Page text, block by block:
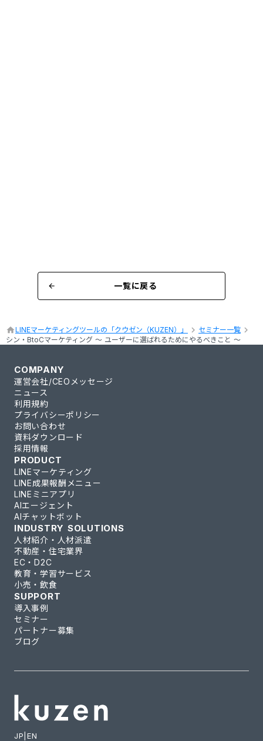
arrow_back 一覧に戻る
homeLINEマーケティングツールの「クウゼン（KUZEN）」 keyboard_arrow_right セミナー一覧 keyboard_arrow_right
シン・BtoCマーケティング 〜 ユーザーに選ばれるためにやるべきこと 〜
JP EN
COMPANY
運営会社/CEOメッセージ
ニュース
利用規約
プライバシーポリシー
お問い合わせ
資料ダウンロード
採用情報
PRODUCT
LINEマーケティング
LINE成果報酬メニュー
LINEミニアプリ
AIエージェント
AIチャットボット
INDUSTRY SOLUTIONS
人材紹介・人材派遣
不動産・住宅業界
EC・D2C
教育・学習サービス
小売・飲食
SUPPORT
導入事例
セミナー
パートナー募集
ブログ